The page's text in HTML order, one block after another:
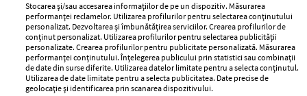
Horoscop anual 2024 Capricorn.
Previziuni pentru zodia Capricorn, în
2024
HOROSCOP ANUAL 07 decembrie 2023
Stocarea și/sau accesarea informațiilor de pe un dispozitiv. Măsurarea
performanței reclamelor. Utilizarea profilurilor pentru selectarea conținutului
personalizat. Dezvoltarea și îmbunătățirea serviciilor. Crearea profilurilor de
conținut personalizat. Utilizarea profilurilor pentru selectarea publicității
personalizate. Crearea profilurilor pentru publicitate personalizată. Măsurarea
performanței conținutului. Înțelegerea publicului prin statistici sau combinații
de date din surse diferite. Utilizarea datelor limitate pentru a selecta conținutul.
Utilizarea de date limitate pentru a selecta publicitatea. Date precise de
geolocație și identificarea prin scanarea dispozitivului.